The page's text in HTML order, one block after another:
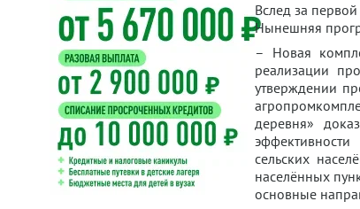
Вслед за
Нынешняя
– Новая
реализации
утверждении
деревня»
сельских
населённых
основные